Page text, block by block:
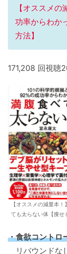
【オススメ
功率からわか
方法】
171,208 回視聴
【オススメの減量本
ても太らない体【痩せ
・食欲コントロ
リバウンドな